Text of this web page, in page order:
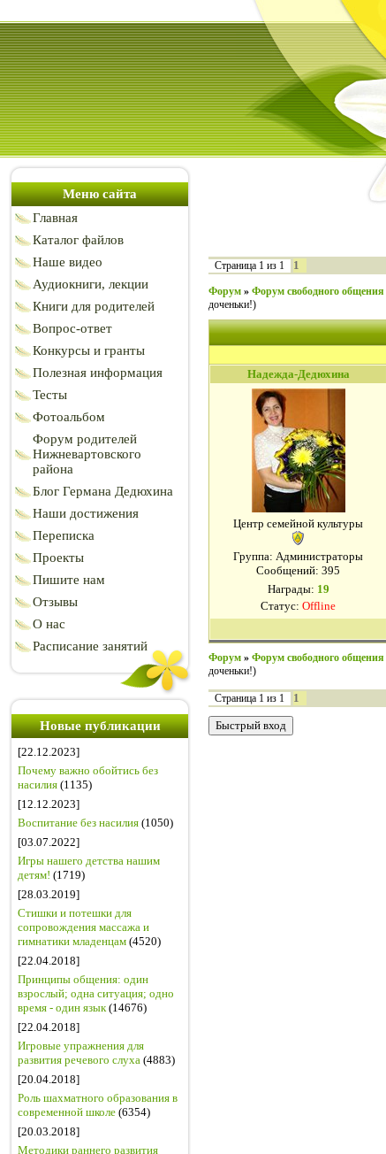
Меню сайта
Главная
Каталог файлов
Наше видео
Аудиокниги, лекции
Книги для родителей
Вопрос-ответ
Конкурсы и гранты
Полезная информация
Тесты
Фотоальбом
Форум родителей
Нижневартовского
района
Блог Германа Дедюхина
Наши достижения
Переписка
Проекты
Пишите нам
Отзывы
О нас
Расписание занятий
Новые публикации
[22.12.2023]
Почему важно обойтись без
насилия (1135)
[12.12.2023]
Воспитание без насилия (1050)
[03.07.2022]
Игры нашего детства нашим
детям! (1719)
[28.03.2019]
Стишки и потешки для
сопровождения массажа и
гимнатики младенцам (4520)
[22.04.2018]
Принципы общения: один
взрослый; одна ситуация; одно
время - один язык(14676)
[22.04.2018]
Игровые упражнения для
развития речевого слуха (4883)
[20.04.2018]
Роль шахматного образования в
современной школе (6354)
[20.03.2018]
Методики раннего развития
Страница 1 из 1 1
Форум » Форум свободного общения
доченьки!)
Надежда-Дедюхина
Центр семейной культуры
Группа: Администраторы
Сообщений: 395
Награды: 19
Статус: Offline
Форум » Форум свободного общения
доченьки!)
Страница 1 из 1
1